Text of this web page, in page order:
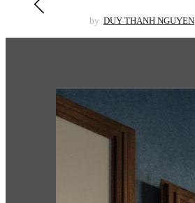
by DUY THANH NGUYEN